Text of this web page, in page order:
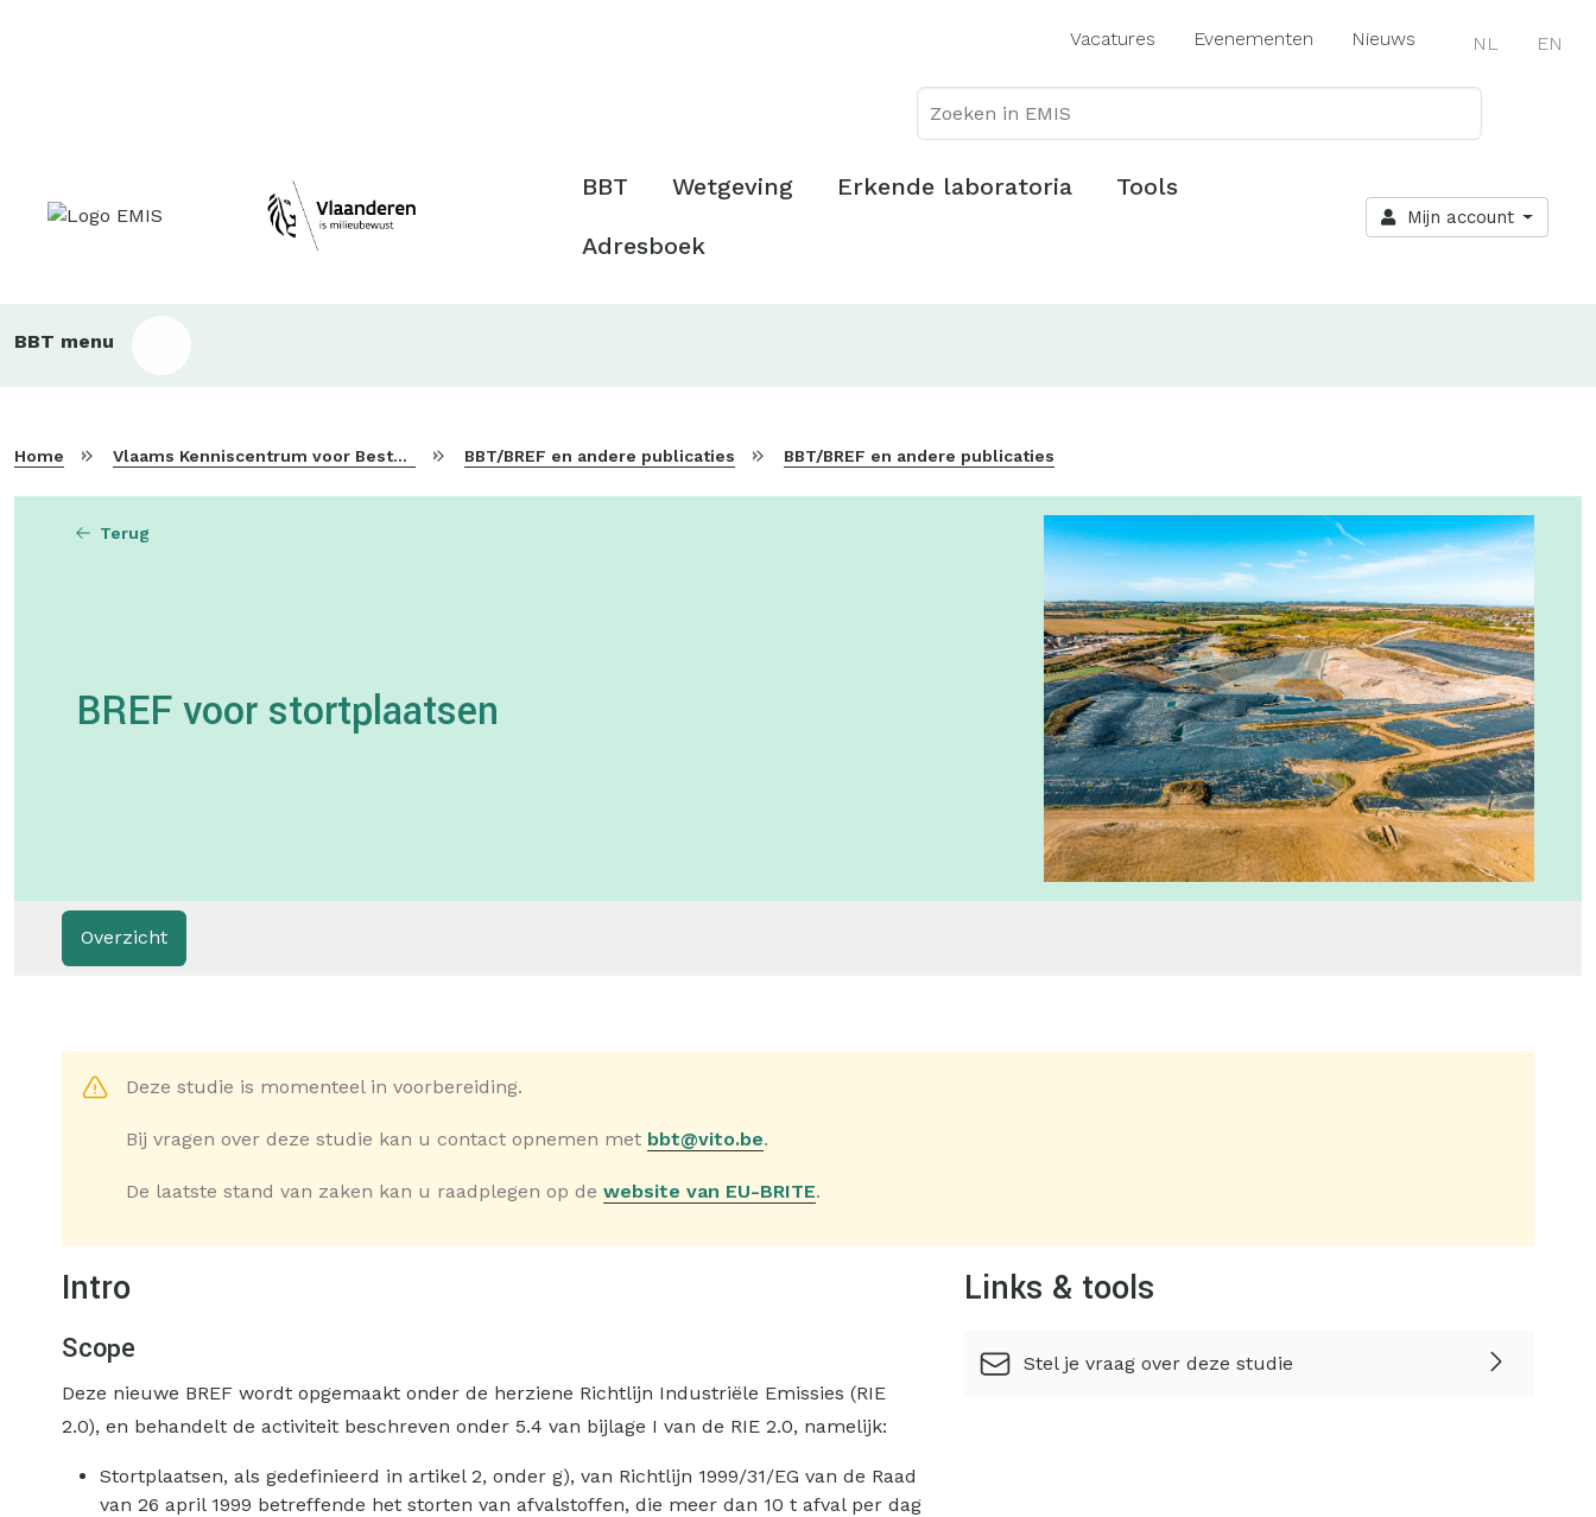
Vacatures Evenementen Nieuws NL EN
Hoofdmenu
BBT Wetgeving Erkende laboratoria Tools
Adresboek
Mijn account
Main
BBT menu
Home Vlaams Kenniscentrum voor Beste Beschikbare Technieken BBT/BREF en andere publicaties BBT/BREF en andere publicaties
Terug
BREF voor stortplaatsen
Overzicht
Deze studie is momenteel in voorbereiding.
Bij vragen over deze studie kan u contact opnemen met bbt@vito.be.
De laatste stand van zaken kan u raadplegen op de website van EU-BRITE.
Intro
Scope
Deze nieuwe BREF wordt opgemaakt onder de herziene Richtlijn Industriële Emissies (RIE
2.0), en behandelt de activiteit beschreven onder 5.4 van bijlage I van de RIE 2.0, namelijk:
Stortplaatsen, als gedefinieerd in artikel 2, onder g), van Richtlijn 1999/31/EG van de Raad
van 26 april 1999 betreffende het storten van afvalstoffen, die meer dan 10 t afval per dag
Links & tools
Stel je vraag over deze studie